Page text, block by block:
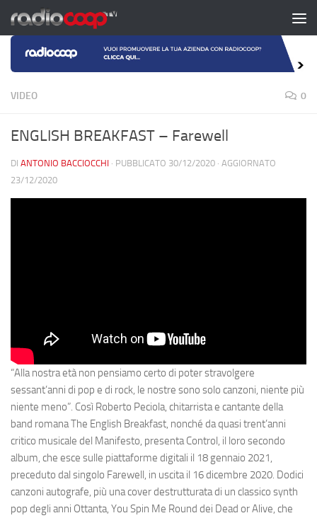
Salta al contenuto
VIDEO 0
ENGLISH BREAKFAST – Farewell
DI ANTONIO BACCIOCCHI · PUBBLICATO 30/12/2020 · AGGIORNATO
23/12/2020
“Alla nostra età non pensiamo certo di poter stravolgere
sessant’anni di pop e di rock, le nostre sono solo canzoni, niente più
niente meno”. Così Roberto Peciola, chitarrista e cantante della
band romana The English Breakfast, nonché da quasi trent’anni
critico musicale del Manifesto, presenta Control, il loro secondo
album, che esce sulle piattaforme digitali il 18 gennaio 2021,
preceduto dal singolo Farewell, in uscita il 16 dicembre 2020. Dodici
canzoni autografe, più una cover destrutturata di un classico synth
pop degli anni Ottanta, You Spin Me Round dei Dead or Alive, che